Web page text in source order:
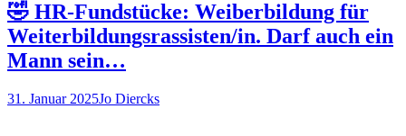
Oder
doch
140
🤣 HR-Fundstücke: Weiberbildung für
Weiterbildungsrassisten/in. Darf auch ein
Mann sein…
31. Januar 2025Jo Diercks